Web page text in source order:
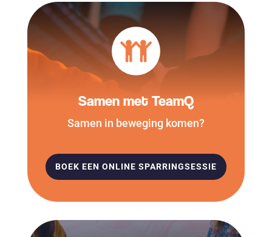
Samen met TeamQ
Samen in beweging komen?
BOEK EEN ONLINE SPARRINGSESSIE